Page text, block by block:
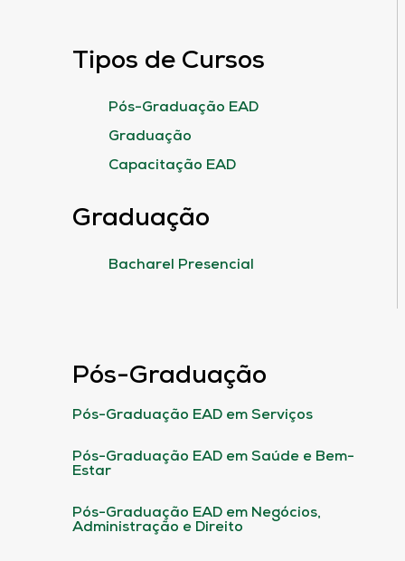
Tipos de Cursos
Pós-Graduação EAD
Graduação
Capacitação EAD
Graduação
Bacharel Presencial
Pós-Graduação
Pós-Graduação EAD em Serviços
Pós-Graduação EAD em Saúde e Bem-
Estar
Pós-Graduação EAD em Negócios,
Administração e Direito